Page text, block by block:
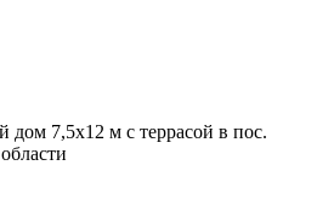
дом 7,5х12 м с террасой в пос.